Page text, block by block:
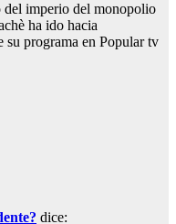
del imperio del monopolio
ha ido hacia
su programa en Popular tv
dice: